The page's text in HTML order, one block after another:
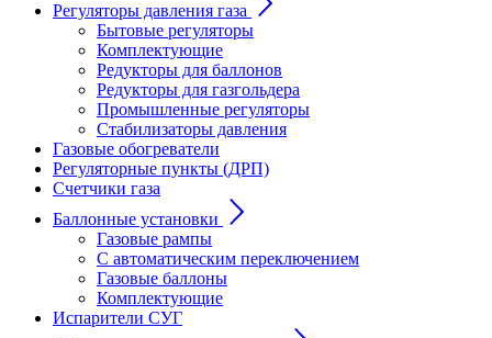
Регуляторы давления газа
Бытовые регуляторы
Комплектующие
Редукторы для баллонов
Редукторы для газгольдера
Промышленные регуляторы
Стабилизаторы давления
Газовые обогреватели
Регуляторные пункты (ДРП)
Счетчики газа
Баллонные установки
Газовые рампы
С автоматическим переключением
Газовые баллоны
Комплектующие
Испарители СУГ